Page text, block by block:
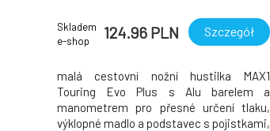
Skladem
e-shop
124.96 PLN Szczegół
malá cestovní nožní hustilka MAX1
Touring Evo Plus s Alu barelem a
manometrem pro přesné určení tlaku,
výklopné madlo a podstavec s pojistkami,